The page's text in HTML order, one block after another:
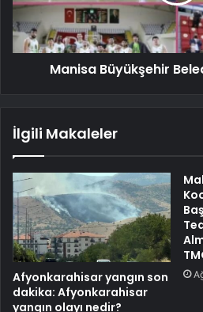
Manisa Büyükşehir
İlgili Makaleler
Afyonkarahisar yangın son
dakika: Afyonkarahisar
yangın olayı nedir?